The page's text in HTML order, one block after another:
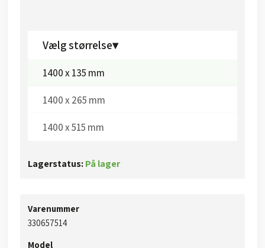
Vælg størrelse▾
1400 x 135 mm
1400 x 265 mm
1400 x 515 mm
Lagerstatus:På lager
Varenummer
330657514​
Model